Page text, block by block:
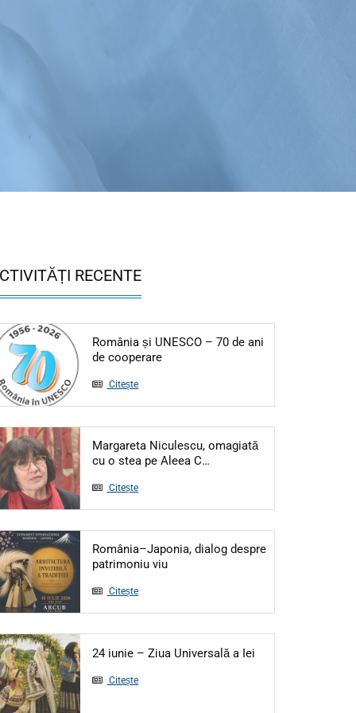
RECENTE
România și UNESCO – 70 de ani
de cooperareArticol: România și UNESCO – 70
Citește
Margareta Niculescu, omagiată
cu o stea pe Aleea C…
Citește
România–Japonia, dialog despre
patrimoniu viuArticol: România–Japonia, dialog
Citește
24 iunie – Ziua Universală a Iei
Citește